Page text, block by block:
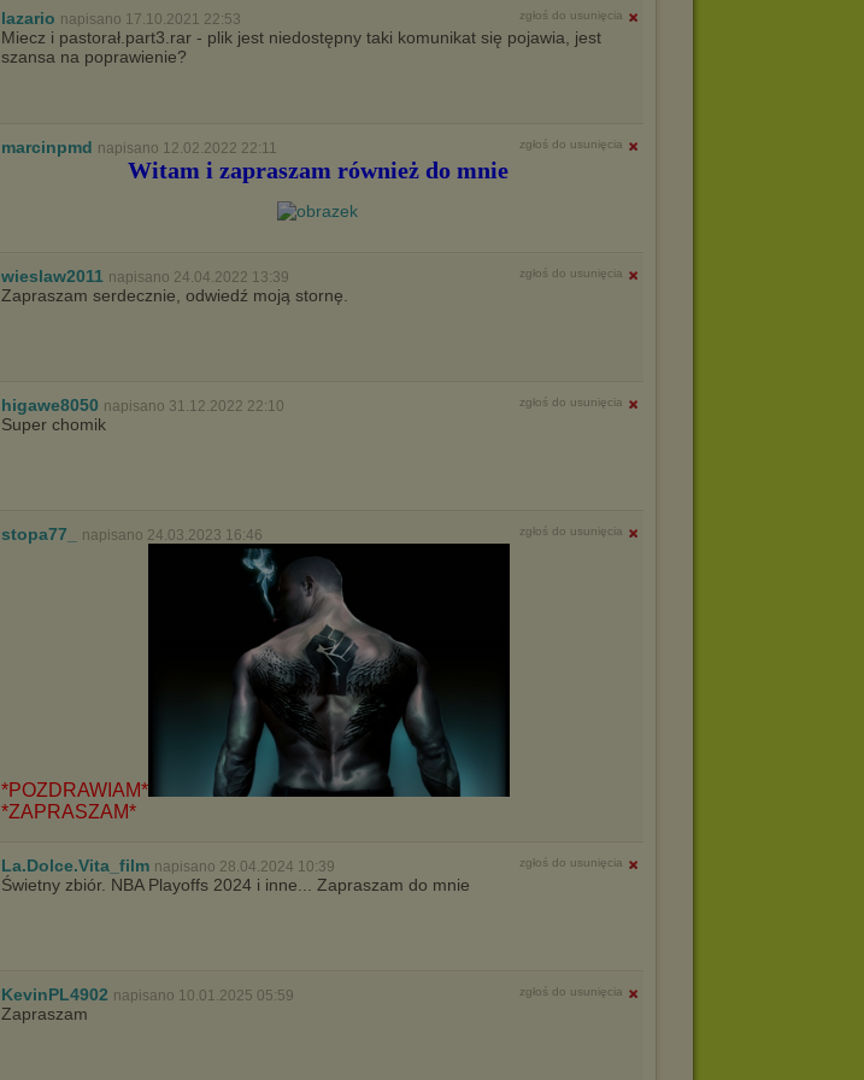
lazario napisano 17.10.2021 22:53 zgłoś do usunięcia
Miecz i pastorał.part3.rar - plik jest niedostępny taki komunikat się pojawia, jest
szansa na poprawienie?
marcinpmd napisano 12.02.2022 22:11 zgłoś do usunięcia
Witam i zapraszam również do mnie
wieslaw2011 napisano 24.04.2022 13:39 zgłoś do usunięcia
Zapraszam serdecznie, odwiedź moją stornę.
higawe8050 napisano 31.12.2022 22:10 zgłoś do usunięcia
Super chomik
stopa77_ napisano 24.03.2023 16:46 zgłoś do usunięcia
*POZDRAWIAM*
*ZAPRASZAM*
La.Dolce.Vita_film napisano 28.04.2024 10:39 zgłoś do usunięcia
Świetny zbiór. NBA Playoffs 2024 i inne... Zapraszam do mnie
KevinPL4902 napisano 10.01.2025 05:59 zgłoś do usunięcia
Zapraszam